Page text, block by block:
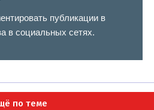
публикации в
в социальных сетях.
по теме